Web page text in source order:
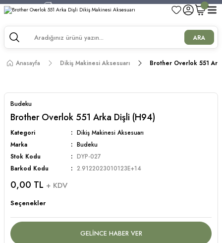
750 TL ve Üzeri Alışverişlerde Kargo Bedava!
750 TL ve Üzeri Alışverişlerde Kargo Bedava!
ARA
Anasayfa Dikiş Makinesi Aksesuarı Brother Overlok 551
Budeku
Brother Overlok 551 Arka Dişli (H94)
Kategori
Dikiş Makinesi Aksesuarı
Marka
Budeku
Stok Kodu
DYP-027
Barkod Kodu
2.9122023010123E+14
0,00 TL + KDV
Seçenekler
GELİNCE HABER VER